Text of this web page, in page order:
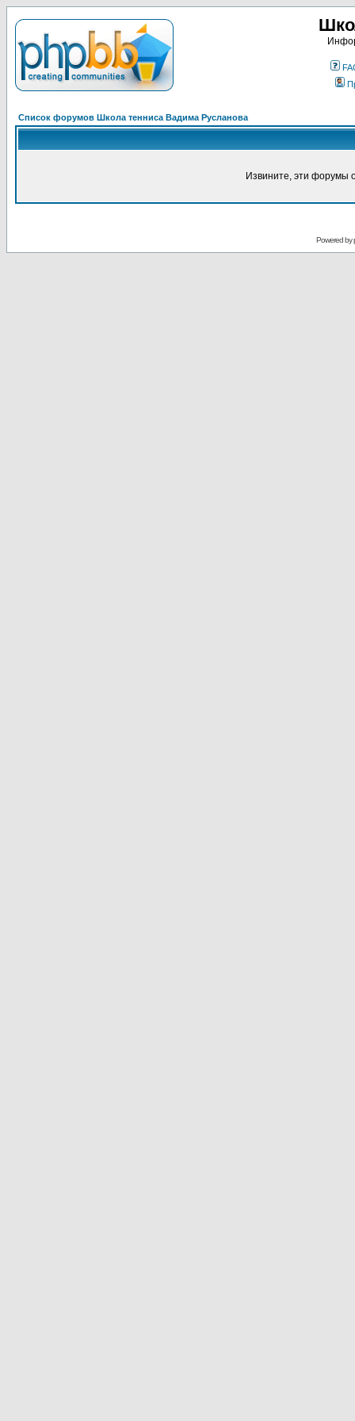
Список форумов Школа тенниса Вадима Русланова
Извините, эти форумы
Powered by